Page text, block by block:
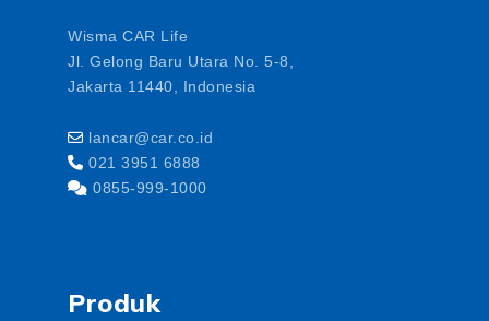
Wisma CAR Life
Jl. Gelong Baru Utara No. 5-8,
Jakarta 11440, Indonesia
lancar@car.co.id
021 3951 6888
0855-999-1000
Produk